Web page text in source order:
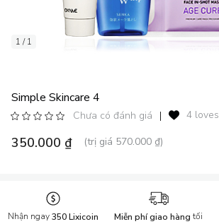
1 / 1
Simple Skincare 4
Chưa có đánh giá | 4 loves
350.000 ₫ (trị giá 570.000 ₫)
Nhận ngay350 Lixicoin
Miễn phí giao hàngtối